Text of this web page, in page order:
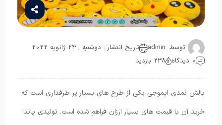
توسط :admin
تاریخ انتشار : دوشنبه , 24 ژانویه 2022
0 دیدگاه
238 بازدید
بالش نمدی ایموجی یکی از طرح های بسیار پر طرفداری است که
خرید آن با قیمت های بسیار ارزان فراهم شده است. تولیدی پاندا